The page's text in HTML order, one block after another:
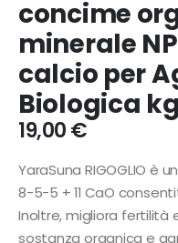
concime
minerale
calcio per
Biologica
19,00€
YaraSuna RIGOGLIO è
8-5-5 + 11 CaO
Inoltre, migliora fertilità
sostanza organica e